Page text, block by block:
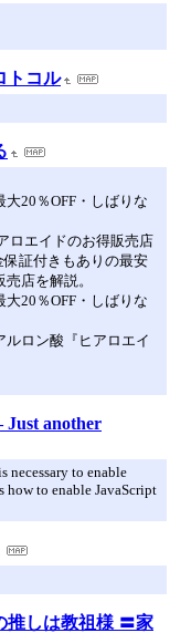
トコル
20％OFF・しばりな
ロエイドのお得販売店
保証付きもありの最安
店を解説。
20％OFF・しばりな
ロン酸『ヒアロエイ
Just another
to enable
how to enable JavaScript
推しは教祖様 〓家